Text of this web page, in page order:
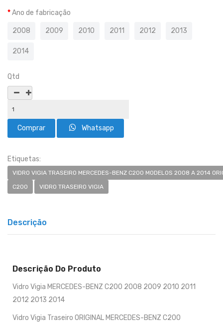
Ano de fabricação
2008 2009 2010 2011 2012 2013
2014
Qtd
Whatsapp
Etiquetas:
VIDRO VIGIA TRASEIRO MERCEDES-BENZ C200 MODELOS 2008 A 2014
C200
VIDRO TRASEIRO VIGIA
Descrição
Descrição Do Produto
Vidro Vigia MERCEDES-BENZ C200 2008 2009 2010 2011
2012 2013 2014
Vidro Vigia Traseiro ORIGINAL MERCEDES-BENZ C200